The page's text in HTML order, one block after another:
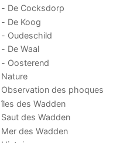
- De Cocksdorp
- De Koog
- Oudeschild
- De Waal
- Oosterend
Nature
Observation des phoques
îles des Wadden
Saut des Wadden
Mer des Wadden